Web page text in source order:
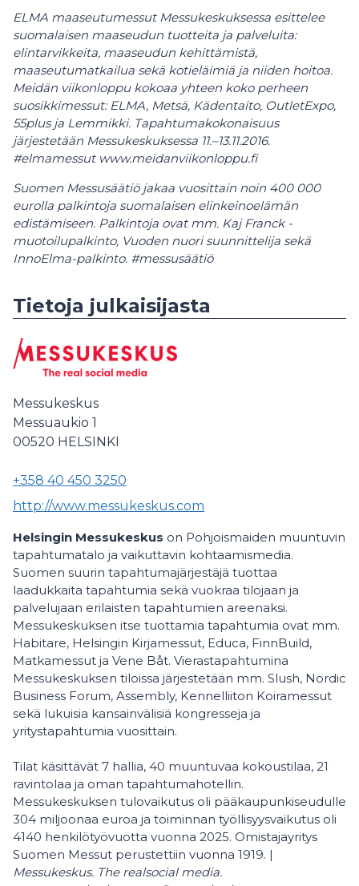
ELMA maaseutumessut Messukeskuksessa esittelee
suomalaisen maaseudun tuotteita ja palveluita:
elintarvikkeita, maaseudun kehittämistä,
maaseutumatkailua sekä kotieläimiä ja niiden hoitoa.
Meidän viikonloppu kokoaa yhteen koko perheen
suosikkimessut: ELMA, Metsä, Kädentaito, OutletExpo,
55plus ja Lemmikki. Tapahtumakokonaisuus
järjestetään Messukeskuksessa 11.–13.11.2016.
#elmamessut www.meidanviikonloppu.fi
Suomen Messusäätiö jakaa vuosittain noin 400 000
eurolla palkintoja suomalaisen elinkeinoelämän
edistämiseen. Palkintoja ovat mm. Kaj Franck -
muotoilupalkinto, Vuoden nuori suunnittelija sekä
InnoElma-palkinto. #messusäätiö
Tietoja julkaisijasta
Messukeskus
Messuaukio 1
00520 HELSINKI
+358 40 450 3250
http://www.messukeskus.com
Helsingin Messukeskus on Pohjoismaiden muuntuvin
tapahtumatalo ja vaikuttavin kohtaamismedia.
Suomen suurin tapahtumajärjestäjä tuottaa
laadukkaita tapahtumia sekä vuokraa tilojaan ja
palvelujaan erilaisten tapahtumien areenaksi.
Messukeskuksen itse tuottamia tapahtumia ovat mm.
Habitare, Helsingin Kirjamessut, Educa, FinnBuild,
Matkamessut ja Vene Båt. Vierastapahtumina
Messukeskuksen tiloissa järjestetään mm. Slush, Nordic
Business Forum, Assembly, Kennelliiton Koiramessut
sekä lukuisia kansainvälisiä kongresseja ja
yritystapahtumia vuosittain.
Tilat käsittävät 7 hallia, 40 muuntuvaa kokoustilaa, 21
ravintolaa ja oman tapahtumahotellin.
Messukeskuksen tulovaikutus oli pääkaupunkiseudulle
304 miljoonaa euroa ja toiminnan työllisyysvaikutus oli
4140 henkilötyövuotta vuonna 2025. Omistajayritys
Suomen Messut perustettiin vuonna 1919. |
Messukeskus. The realsocial media.